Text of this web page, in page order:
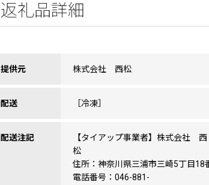
返礼品詳細
提供元 株式会社 西松
配送 ［冷凍］
配送注記
【タイアップ事業者】株式会社 西
住所：神奈川県三浦市三崎5丁目
電話番号：046-881-